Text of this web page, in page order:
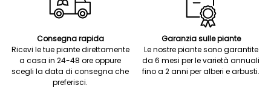
Consegna rapida
Ricevi le tue piante direttamente
a casa in 24-48 ore oppure
scegli la data di consegna che
preferisci.
Garanzia sulle piante
Le nostre piante sono garantite
da 6 mesi per le varietà annuali
fino a 2 anni per alberi e arbusti.